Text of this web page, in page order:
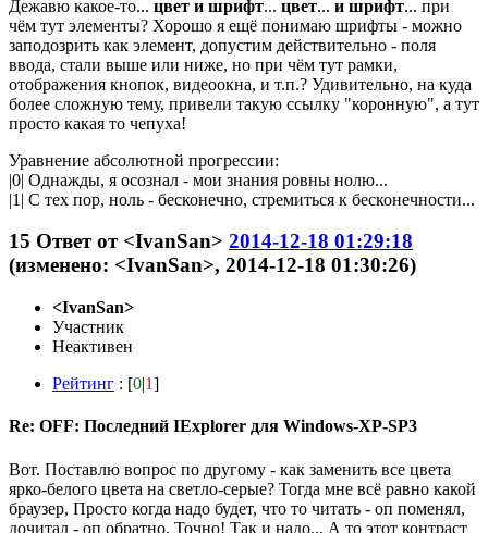
Дежавю какое-то... цвет и шрифт... цвет... и шрифт... при
чём тут элементы? Хорошо я ещё понимаю шрифты - можно
заподозрить как элемент, допустим действительно - поля
ввода, стали выше или ниже, но при чём тут рамки,
отображения кнопок, видеоокна, и т.п.? Удивительно, на куда
более сложную тему, привели такую ссылку "коронную", а тут
просто какая то чепуха!
Уравнение абсолютной прогрессии:
|0| Однажды, я осознал - мои знания ровны нолю...
|1| С тех пор, ноль - бесконечно, стремиться к бесконечности...
15 Ответ от <IvanSan> 2014-12-18 01:29:18
(изменено: <IvanSan>, 2014-12-18 01:30:26)
<IvanSan>
Участник
Неактивен
Рейтинг : [0|1]
Re: OFF: Последний IExplorer для Windows-XP-SP3
Вот. Поставлю вопрос по другому - как заменить все цвета
ярко-белого цвета на светло-серые? Тогда мне всё равно какой
браузер, Просто когда надо будет, что то читать - оп поменял,
дочитал - оп обратно. Точно! Так и надо... А то этот контраст